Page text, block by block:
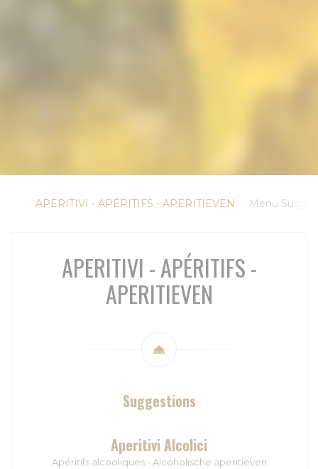
APERITIVI - APÉRITIFS - APERITIEVEN Menu
APERITIVI - APÉRITIFS -
APERITIEVEN
Suggestions
Aperitivi Alcolici
Apéritifs alcooliques - Alcoholische aperitieven